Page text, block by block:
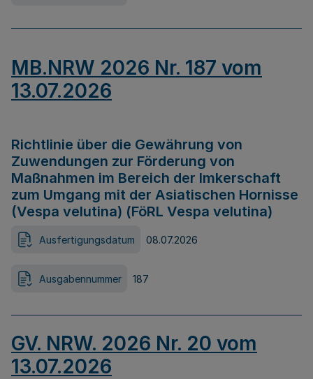
MB.NRW 2026 Nr. 187 vom
13.07.2026
Richtlinie über die Gewährung von
Zuwendungen zur Förderung von
Maßnahmen im Bereich der Imkerschaft
zum Umgang mit der Asiatischen Hornisse
(Vespa velutina) (FöRL Vespa velutina)
Ausfertigungsdatum 08.07.2026
Ausgabennummer 187
GV. NRW. 2026 Nr. 20 vom
13.07.2026